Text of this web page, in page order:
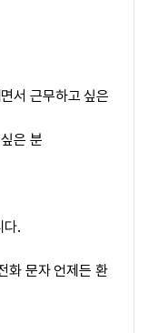
서 근무하고 싶은
은 분
다.
화 문자 언제든 환